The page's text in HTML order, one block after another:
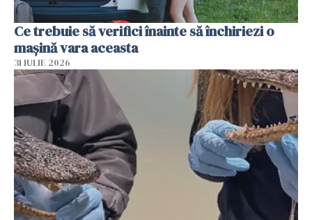
Ce trebuie să verifici înainte să închiriezi o
mașină vara aceasta
31 IULIE 2026